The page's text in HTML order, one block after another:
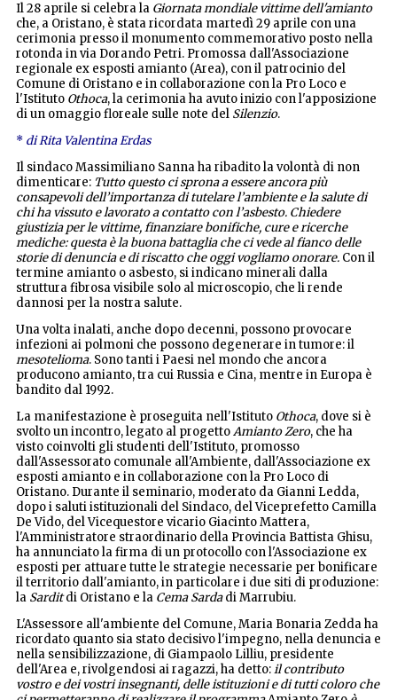
Il 28 aprile si celebra la Giornata mondiale vittime dell'amianto
che, a Oristano, è stata ricordata martedì 29 aprile con una
cerimonia presso il monumento commemorativo posto nella
rotonda in via Dorando Petri. Promossa dall'Associazione
regionale ex esposti amianto (Area), con il patrocinio del
Comune di Oristano e in collaborazione con la Pro Loco e
l'Istituto Othoca, la cerimonia ha avuto inizio con l'apposizione
di un omaggio floreale sulle note del Silenzio.
* di Rita Valentina Erdas
Il sindaco Massimiliano Sanna ha ribadito la volontà di non
dimenticare: Tutto questo ci sprona a essere ancora più
consapevoli dell’importanza di tutelare l’ambiente e la salute di
chi ha vissuto e lavorato a contatto con l’asbesto. Chiedere
giustizia per le vittime, finanziare bonifiche, cure e ricerche
mediche: questa è la buona battaglia che ci vede al fianco delle
storie di denuncia e di riscatto che oggi vogliamo onorare. Con il
termine amianto o asbesto, si indicano minerali dalla
struttura fibrosa visibile solo al microscopio, che li rende
dannosi per la nostra salute.
Una volta inalati, anche dopo decenni, possono provocare
infezioni ai polmoni che possono degenerare in tumore: il
mesotelioma. Sono tanti i Paesi nel mondo che ancora
producono amianto, tra cui Russia e Cina, mentre in Europa è
bandito dal 1992.
La manifestazione è proseguita nell'Istituto Othoca, dove si è
svolto un incontro, legato al progettoAmianto Zero, che ha
visto coinvolti gli studenti dell'Istituto, promosso
dall'Assessorato comunale all'Ambiente, dall'Associazione ex
esposti amianto e in collaborazione con la Pro Loco di
Oristano. Durante il seminario, moderato da Gianni Ledda,
dopo i saluti istituzionali del Sindaco, del Viceprefetto Camilla
De Vido, del Vicequestore vicario Giacinto Mattera,
l'Amministratore straordinario della Provincia Battista Ghisu,
ha annunciato la firma di un protocollo con l'Associazione ex
esposti per attuare tutte le strategie necessarie per bonificare
il territorio dall'amianto, in particolare i due siti di produzione:
la Sarditdi Oristano e la Cema Sardadi Marrubiu.
L'Assessore all'ambiente del Comune, Maria Bonaria Zedda ha
ricordato quanto sia stato decisivo l'impegno, nella denuncia e
nella sensibilizzazione, di Giampaolo Lilliu, presidente
dell'Area e, rivolgendosi ai ragazzi, ha detto:il contributo
vostro e dei vostri insegnanti, delle istituzioni e di tutti coloro che